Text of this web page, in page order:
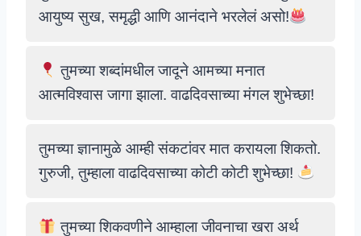
आयुष्य सुख, समृद्धी आणि आनंदाने भरलेलं असो!
तुमच्या शब्दांमधील जादूने आमच्या मनात
आत्मविश्वास जागा झाला. वाढदिवसाच्या मंगल शुभेच्छा!
तुमच्या ज्ञानामुळे आम्ही संकटांवर मात करायला शिकतो.
गुरुजी, तुम्हाला वाढदिवसाच्या कोटी कोटी शुभेच्छा!
तुमच्या शिकवणीने आम्हाला जीवनाचा खरा अर्थ